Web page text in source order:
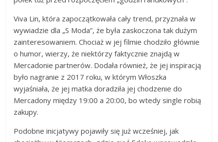
Viva Lin, która zapoczątkowała cały trend, przyznała w
wywiadzie dla „S Moda”, że była zaskoczona tak dużym
zainteresowaniem. Chociaż w jej filmie chodziło głównie
o humor, wierzy, że niektórzy faktycznie znajdą w
Mercadonie partnerów. Dodała również, że jej inspiracją
było nagranie z 2017 roku, w którym Włoszka
wyjaśniała, że jej matka doradziła jej chodzenie do
Mercadony między 19:00 a 20:00, bo wtedy single robią
zakupy.
Podobne inicjatywy pojawiły się już wcześniej, jak